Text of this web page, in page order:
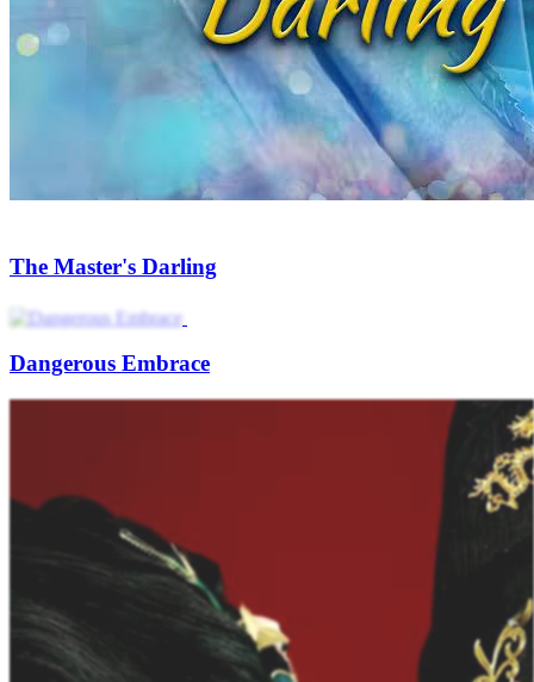
The Master's Darling